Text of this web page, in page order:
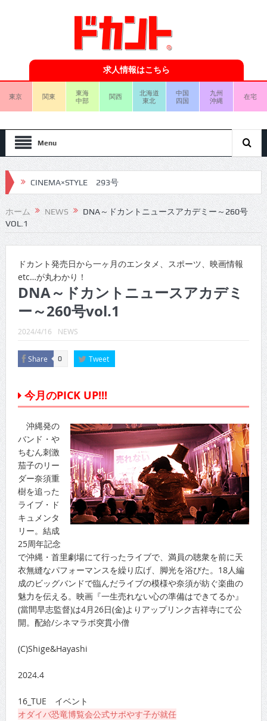
求人情報はこちら
東京 関東
東海
中部
関西
北海道
東北
中国
四国
九州
沖縄
在宅
Menu
CINEMA×STYLE 293号
CINEMA×STYLE 292号
CINEMA×STYLE 291号
CINEMA×STYLE 289号
CINEMA×STYLE 288号
CINEMA×STYLE 287号
CINEMA×STYLE 285号
ホーム NEWS
DNA～ドカントニュースアカデミー～260号
VOL.1
ドカント発売日から一ヶ月のエンタメ、スポーツ、映画情報
etc…が丸わかり！
DNA～ドカントニュースアカデミ
ー～260号vol.1
2024/4/16 NEWS
Share 0 Tweet
今月のPICK UP!!!
沖縄発の
バンド・や
ちむん刺激
茄子のリー
ダー奈須重
樹を追った
ライブ・ド
キュメンタ
リー。結成
25周年記念
で沖縄・首里劇場にて行ったライブで、満員の聴衆を前に天
衣無縫なパフォーマンスを繰り広げ、脚光を浴びた。18人編
成のビッグバンドで臨んだライブの模様や奈須が紡ぐ楽曲の
魅力を伝える。映画『一生売れない心の準備はできてるか』
(當間早志監督)は4月26日(金)よりアップリンク吉祥寺にて公
開。配給/シネマラボ突貫小僧
(C)Shige&Hayashi
2024.4
16_TUE イベント
オダイバ恐竜博覧会公式サポやす子が就任